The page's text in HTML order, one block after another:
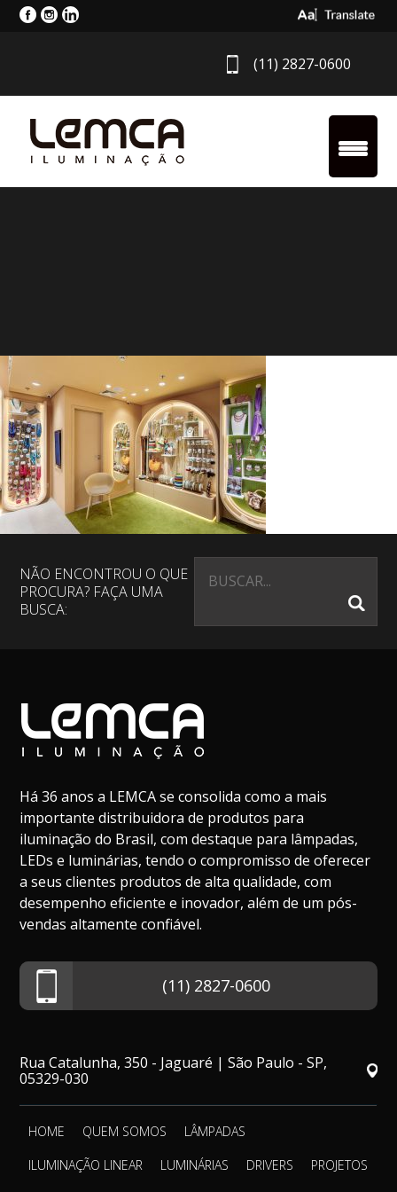
Select
(11) 2827-0600
NÃO ENCONTROU O QUE
PROCURA? FAÇA UMA
BUSCA:
Há 36 anos a LEMCA se consolida como a mais
importante distribuidora de produtos para
iluminação do Brasil, com destaque para lâmpadas,
LEDs e luminárias, tendo o compromisso de oferecer
a seus clientes produtos de alta qualidade, com
desempenho eficiente e inovador, além de um pós-
vendas altamente confiável.
(11) 2827-0600
Rua Catalunha, 350 - Jaguaré | São Paulo - SP,
05329-030
HOME QUEM SOMOS
LÂMPADAS
ILUMINAÇÃO LINEAR
LUMINÁRIAS DRIVERS
PROJETOS